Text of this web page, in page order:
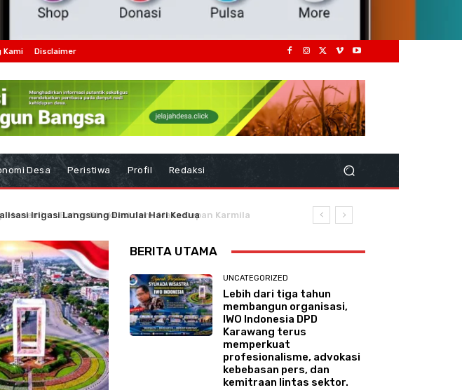
Kami Disclaimer
Desa Peristiwa Profil Redaksi
Irigasi Langsung Dimulai Hari Kedua
BERITA UTAMA
UNCATEGORIZED
Lebih dari tiga tahun
membangun organisasi,
IWO Indonesia DPD
Karawang terus
memperkuat
profesionalisme, advokasi
kebebasan pers, dan
kemitraan lintas sektor.